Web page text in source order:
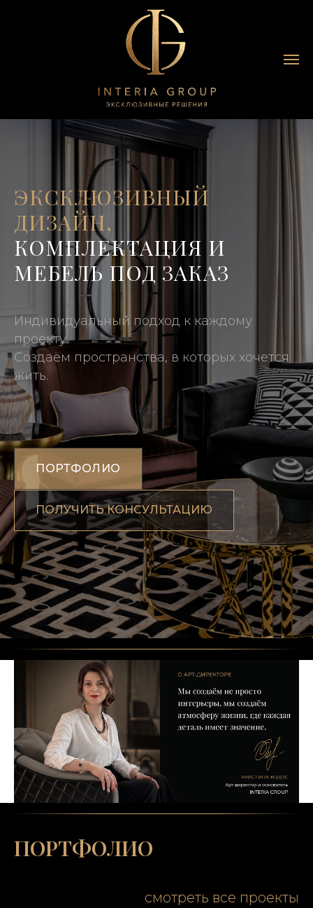
ЭКСКЛЮЗИВНЫЙ
ДИЗАЙН,
КОМПЛЕКТАЦИЯ И
МЕБЕЛЬ ПОД ЗАКАЗ
Индивидуальный подход к каждому
проекту.
Создаём пространства, в которых хочется
жить.
ПОРТФОЛИО
ПОЛУЧИТЬ КОНСУЛЬТАЦИЮ
ПОРТФОЛИО
смотреть все проекты